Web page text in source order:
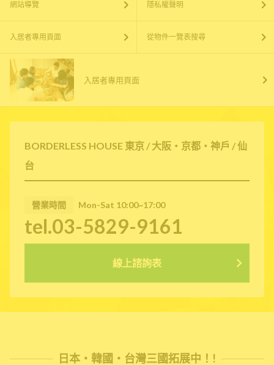
BORDERLESS HOUSE 東京 / 大阪・京都・神戶 / 仙
台
營業時間 Mon-Sat 10:00~17:00
tel.03-5829-9161
線上諮詢表
網站導覽 隱私權聲明
入居者專用頁面 從物件一覽表搜尋
入居者專用頁面
日本・韓國・台灣三國拓展中！!